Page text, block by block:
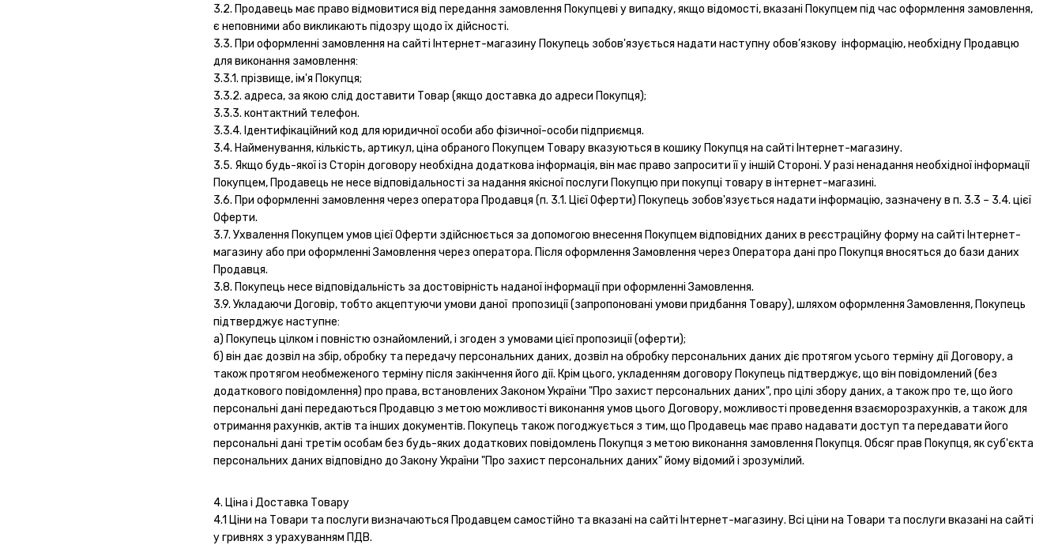
3.2. Продавець має право відмовитися від передання замовлення Покупцеві у випадку, якщо відомості, вказані Покупцем під час оформлення замовлення,
є неповними або викликають підозру щодо їх дійсності.
3.3. При оформленні замовлення на сайті Інтернет-магазину Покупець зобов'язується надати наступну обов’язкову інформацію, необхідну Продавцю
для виконання замовлення:
3.3.1. прізвище, ім'я Покупця;
3.3.2. адреса, за якою слід доставити Товар (якщо доставка до адреси Покупця);
3.3.3. контактний телефон.
3.3.4. Ідентифікаційний код для юридичної особи або фізичної-особи підприємця.
3.4. Найменування, кількість, артикул, ціна обраного Покупцем Товару вказуються в кошику Покупця на сайті Інтернет-магазину.
3.5. Якщо будь-якої із Сторін договору необхідна додаткова інформація, він має право запросити її у іншій Стороні. У разі ненадання необхідної інформації
Покупцем, Продавець не несе відповідальності за надання якісної послуги Покупцю при покупці товару в інтернет-магазині.
3.6. При оформленні замовлення через оператора Продавця (п. 3.1. Цієї Оферти) Покупець зобов'язується надати інформацію, зазначену в п. 3.3 – 3.4. цієї
Оферти.
3.7. Ухвалення Покупцем умов цієї Оферти здійснюється за допомогою внесення Покупцем відповідних даних в реєстраційну форму на сайті Інтернет-
магазину або при оформленні Замовлення через оператора. Після оформлення Замовлення через Оператора дані про Покупця вносяться до бази даних
Продавця.
3.8. Покупець несе відповідальність за достовірність наданої інформації при оформленні Замовлення.
3.9. Укладаючи Договір, тобто акцептуючи умови даної пропозиції (запропоновані умови придбання Товару), шляхом оформлення Замовлення, Покупець
підтверджує наступне:
а) Покупець цілком і повністю ознайомлений, і згоден з умовами цієї пропозиції (оферти);
б) він дає дозвіл на збір, обробку та передачу персональних даних, дозвіл на обробку персональних даних діє протягом усього терміну дії Договору, а
також протягом необмеженого терміну після закінчення його дії. Крім цього, укладенням договору Покупець підтверджує, що він повідомлений (без
додаткового повідомлення) про права, встановлених Законом України "Про захист персональних даних", про цілі збору даних, а також про те, що його
персональні дані передаються Продавцю з метою можливості виконання умов цього Договору, можливості проведення взаєморозрахунків, а також для
отримання рахунків, актів та інших документів. Покупець також погоджується з тим, що Продавець має право надавати доступ та передавати його
персональні дані третім особам без будь-яких додаткових повідомлень Покупця з метою виконання замовлення Покупця. Обсяг прав Покупця, як суб'єкта
персональних даних відповідно до Закону України "Про захист персональних даних" йому відомий і зрозумілий.
4. Ціна і Доставка Товару
4.1 Ціни на Товари та послуги визначаються Продавцем самостійно та вказані на сайті Інтернет-магазину. Всі ціни на Товари та послуги вказані на сайті
у гривнях з урахуванням ПДВ.